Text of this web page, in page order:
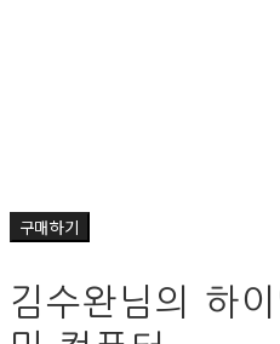
구매하기
김수완님의 하